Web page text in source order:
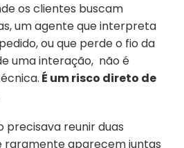
os clientes buscam
um agente que interpreta
ou que perde o fio da
uma interação,  não é
É um risco direto de
precisava reunir duas
aparecem juntas